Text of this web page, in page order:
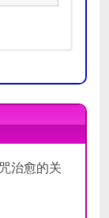
治愈的关